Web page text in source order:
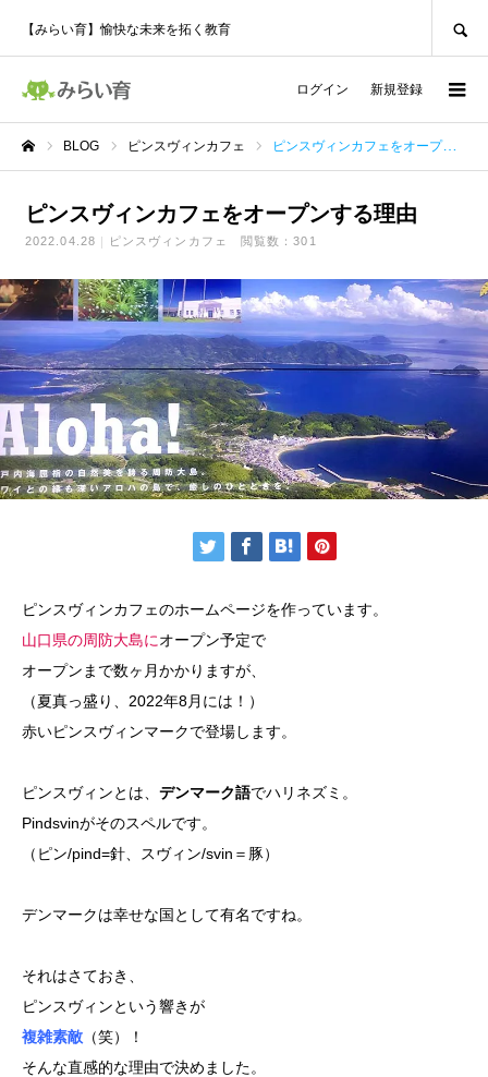
【みらい育】愉快な未来を拓く教育
ログイン 新規登録
BLOG ピンスヴィンカフェ ピンスヴィンカフェをオープンする理由
ピンスヴィンカフェをオープンする理由
2022.04.28 ピンスヴィンカフェ 閲覧数：301
ピンスヴィンカフェのホームページを作っています。
山口県の周防大島にオープン予定で
オープンまで数ヶ月かかりますが、
（夏真っ盛り、2022年8月には！）
赤いピンスヴィンマークで登場します。
ピンスヴィンとは、 デンマーク語でハリネズミ。
Pindsvinがそのスペルです。
（ピン/pind=針、スヴィン/svin＝豚）
デンマークは幸せな国として有名ですね。
それはさておき、
ピンスヴィンという響きが
複雑素敵 （笑）！
そんな直感的な理由で決めました。